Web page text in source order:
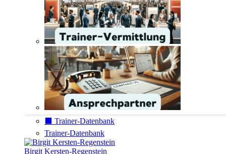
⬛️ Trainer-Datenbank
Trainer-Datenbank
Birgit Kersten-Regenstein